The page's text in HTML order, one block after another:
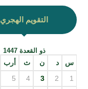
التقويم الهجري
ذو القعدة 1447
س د ن ث أرب
1
2
3
4
5